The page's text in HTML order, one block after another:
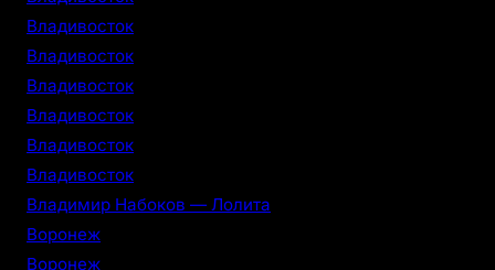
Владивосток
Владивосток
Владивосток
Владивосток
Владивосток
Владивосток
Владимир Набоков — Лолита
Воронеж
Воронеж